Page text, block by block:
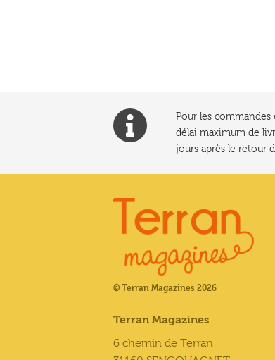
Pour les
délai maximum de
jours après le retour
© Terran Magazines 2026
Terran Magazines
6 chemin de Terran